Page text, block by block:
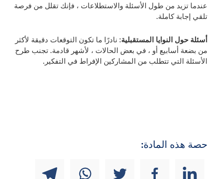
عندما تزيد من طول الأسئلة والاستطلاعات ، فإنك تقلل من فرصة
تلقي إجابة كاملة.
أسئلة حول النوايا المستقبلية: نادرًا ما تكون التوقعات دقيقة لأكثر
من بضعة أسابيع أو ، في بعض الحالات ، لأشهر قادمة. تجنب طرح
الأسئلة التي تتطلب من المشاركين الإفراط في التفكير.
حصة هذه المادة: